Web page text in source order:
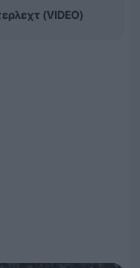
(VIDEO)